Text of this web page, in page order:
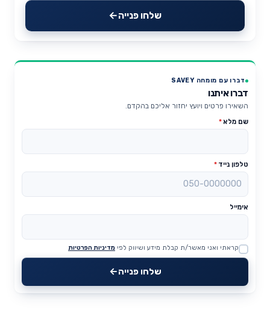
שלחו פנייה
דברו עם מומחה SAVEY
דברו איתנו
השאירו פרטים ויועץ יחזור אליכם בהקדם.
שם מלא*
טלפון נייד *
אימייל
Website
קראתי ואני מאשר/ת קבלת מידע ושיווק לפי מדיניות הפרטיות
שלחו פנייה